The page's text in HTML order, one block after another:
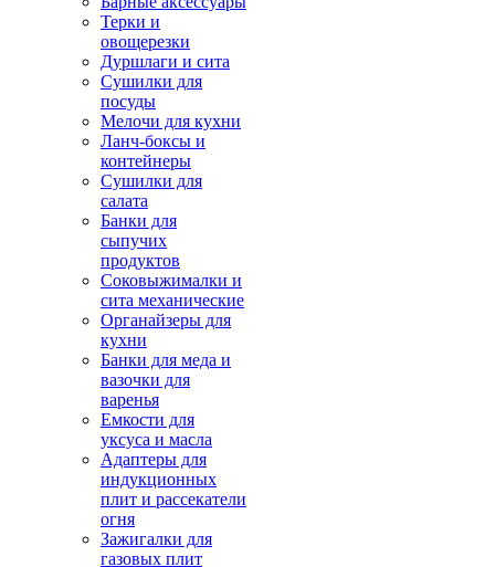
Терки и
овощерезки
Дуршлаги и сита
Сушилки для
посуды
Мелочи для кухни
Ланч-боксы и
контейнеры
Сушилки для
салата
Банки для
сыпучих
продуктов
Соковыжималки и
сита механические
Органайзеры для
кухни
Банки для меда и
вазочки для
варенья
Емкости для
уксуса и масла
Адаптеры для
индукционных
плит и рассекатели
огня
Зажигалки для
газовых плит